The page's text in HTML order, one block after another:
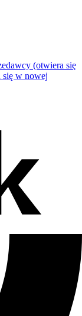
(otwiera się
w nowej